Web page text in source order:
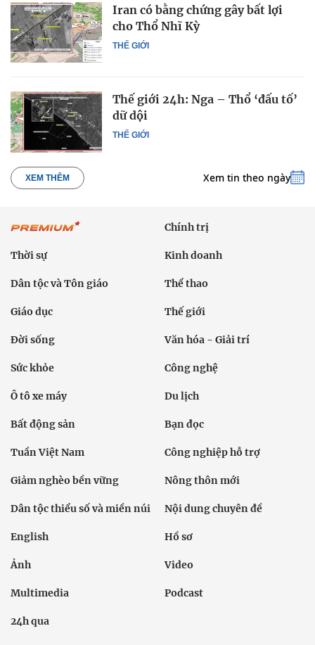
THẾ GIỚI
Iran có bằng chứng gây bất lợi
cho Thổ Nhĩ Kỳ
THẾ GIỚI
Thế giới 24h: Nga – Thổ ‘đấu tố’
dữ dội
XEM THÊM Xem tin theo ngày
Chính trị
Thời sự Kinh doanh
Dân tộc và Tôn giáo Thể thao
Giáo dục Thế giới
Đời sống Văn hóa - Giải trí
Sức khỏe Công nghệ
Ô tô xe máy Du lịch
Bất động sản Bạn đọc
Tuần Việt Nam Công nghiệp hỗ trợ
Giảm nghèo bền vững Nông thôn mới
Dân tộc thiểu số và miền núi Nội dung chuyên đề
English Hồ sơ
Ảnh Video
Multimedia Podcast
24h qua